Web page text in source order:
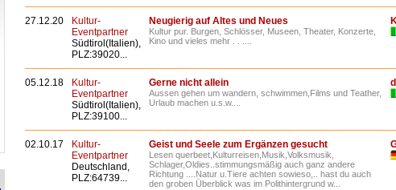
27.12.20
Kultur-
Eventpartner
Südtirol(Italien),
PLZ:39020...
Neugierig auf Altes und Neues
Kultur pur. Burgen, Schlösser, Museen, Theater, Konzerte,
Kino und vieles mehr . . ....
05.12.18
Kultur-
Eventpartner
Südtirol(Italien),
PLZ:39100...
Gerne nicht allein
Aussen gehen um wandern, schwimmen,Films und Teather,
Urlaub machen u.s.w....
02.10.17
Kultur-
Eventpartner
Deutschland,
PLZ:64739...
Geist und Seele zum Ergänzen gesucht
Lesen querbeet,Kulturreisen,Musik,Volksmusik,
Schlager,Oldies..stimmungsmäßig auch ganz andere
Richtung ....Natur u.Tiere achten sowieso,.. hast du auch
den groben Überblick was im Polithintergrund w...